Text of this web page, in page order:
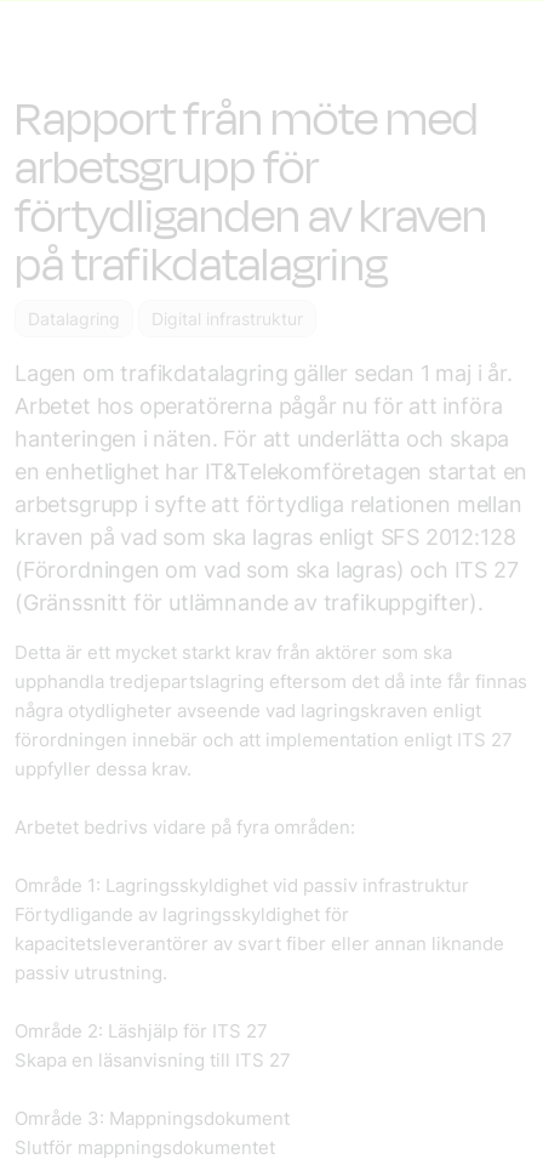
Rapport från möte med
arbetsgrupp för
förtydliganden av kraven
på trafikdatalagring
Datalagring Digital infrastruktur
Lagen om trafikdatalagring gäller sedan 1 maj i år.
Arbetet hos operatörerna pågår nu för att införa
hanteringen i näten. För att underlätta och skapa
en enhetlighet har IT&Telekomföretagen startat en
arbetsgrupp i syfte att förtydliga relationen mellan
kraven på vad som ska lagras enligt SFS 2012:128
(Förordningen om vad som ska lagras) och ITS 27
(Gränssnitt för utlämnande av trafikuppgifter).
Detta är ett mycket starkt krav från aktörer som ska
upphandla tredjepartslagring eftersom det då inte får finnas
några otydligheter avseende vad lagringskraven enligt
förordningen innebär och att implementation enligt ITS 27
uppfyller dessa krav.
Arbetet bedrivs vidare på fyra områden:
Område 1: Lagringsskyldighet vid passiv infrastruktur
Förtydligande av lagringsskyldighet för
kapacitetsleverantörer av svart fiber eller annan liknande
passiv utrustning.
Område 2: Läshjälp för ITS 27
Skapa en läsanvisning till ITS 27
Område 3: Mappningsdokument
Slutför mappningsdokumentet